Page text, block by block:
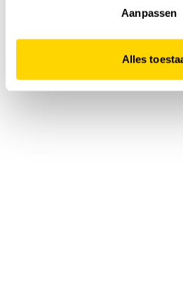
website niet optimaal functioneert.
Aanpassen
Alles